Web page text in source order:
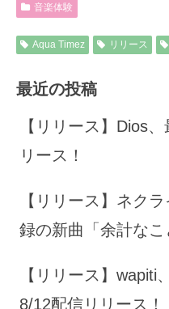
音楽体験
Aqua Timez リリース
最近の投稿
【リリース】Dios
リース！
【リリース】ネク
録の新曲「余計なこ
【リリース】wapiti
8/12配信リリース